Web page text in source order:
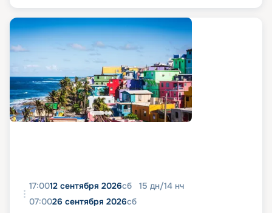
17:0012 сентября 2026сб 15 дн/14 нч
07:0026 сентября 2026сб